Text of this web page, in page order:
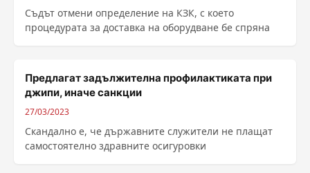
Съдът отмени определение на КЗК, с което
процедурата за доставка на оборудване бе спряна
Предлагат задължителна профилактиката при
джипи, иначе санкции
27/03/2023
Скандално е, че държавните служители не плащат
самостоятелно здравните осигуровки